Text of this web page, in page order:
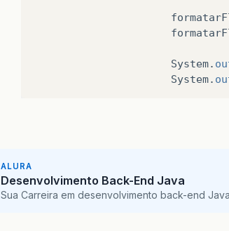
System.
System.
ALURA
Desenvolvimento Back-End Java
Sua Carreira em desenvolvimento back-end